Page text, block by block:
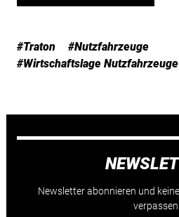
#Traton
#Nutzfahrzeuge
#Wirtschaftslage Nutzfahrzeuge
Newsletter abonnieren und
verpassen.